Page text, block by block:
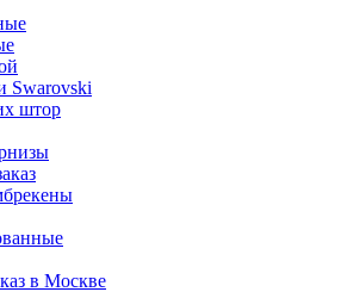
Swarovski
штор
в Москве